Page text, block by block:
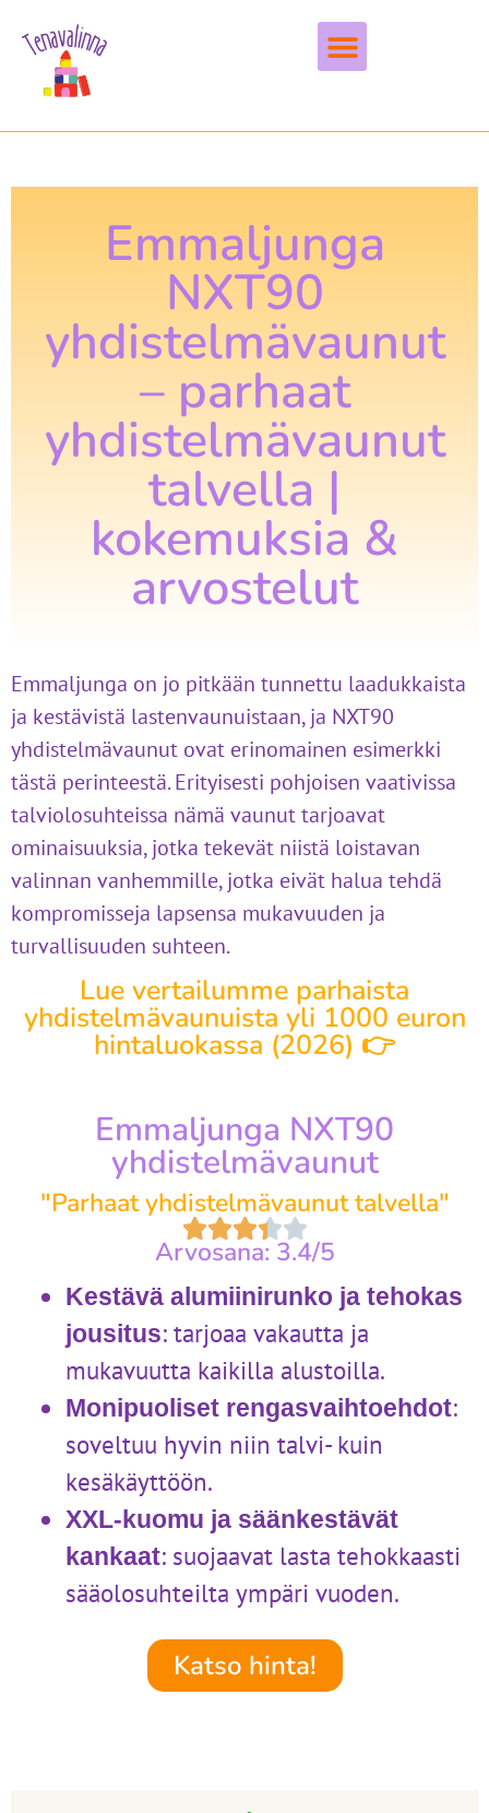
Emmaljunga
NXT90
yhdistelmävaunut
– parhaat
yhdistelmävaunut
talvella |
kokemuksia &
arvostelut
Emmaljunga on jo pitkään tunnettu laadukkaista
ja kestävistä lastenvaunuistaan, ja NXT90
yhdistelmävaunut ovat erinomainen esimerkki
tästä perinteestä. Erityisesti pohjoisen vaativissa
talviolosuhteissa nämä vaunut tarjoavat
ominaisuuksia, jotka tekevät niistä loistavan
valinnan vanhemmille, jotka eivät halua tehdä
kompromisseja lapsensa mukavuuden ja
turvallisuuden suhteen.
Lue vertailumme parhaista
yhdistelmävaunuista yli 1000 euron
hintaluokassa (2026) 👉
Emmaljunga NXT90
yhdistelmävaunut
"Parhaat yhdistelmävaunut talvella"
Arvosana: 3.4/5
Kestävä alumiinirunko ja tehokas
jousitus: tarjoaa vakautta ja
mukavuutta kaikilla alustoilla.
Monipuoliset rengasvaihtoehdot:
soveltuu hyvin niin talvi- kuin
kesäkäyttöön.
XXL-kuomu ja säänkestävät
kankaat: suojaavat lasta tehokkaasti
sääolosuhteilta ympäri vuoden.
Katso hinta!